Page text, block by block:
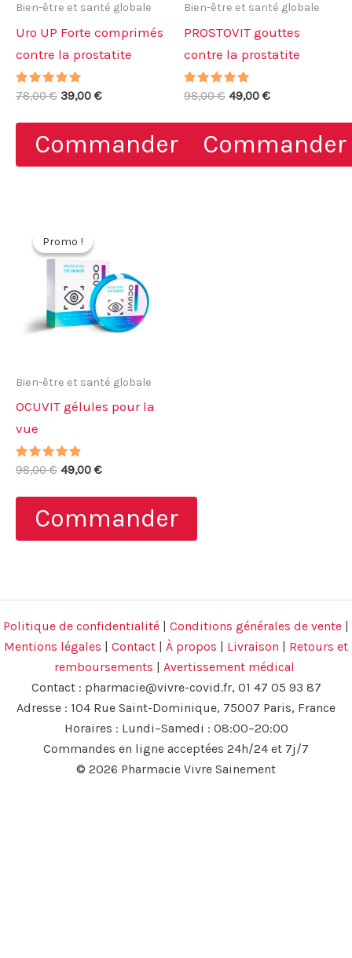
Bien-être et santé globale
Uro UP Forte comprimés
contre la prostatite
Note
78,00€ Le
initial
était :
78,00 €.
39,00 €Le
actuel
est :
39,00 €.
Commander
Bien-être et santé globale
PROSTOVIT gouttes
contre la prostatite
Note
98,00€ Le
initial
était :
98,00 €.
49,00 €Le
actuel
est :
49,00 €.
Commander
Promo !
Promo !
Bien-être et santé globale
OCUVIT gélules pour la
vue
Note
98,00€ Le
initial
était :
98,00 €.
49,00 €Le
actuel
est :
49,00 €.
Commander
Politique de confidentialité Conditions générales de vente
Mentions légales
Contact À propos Livraison
Retours et
remboursements
Avertissement médical
Contact : pharmacie@vivre-covid.fr, 01 47 05 93 87
Adresse : 104 Rue Saint-Dominique, 75007 Paris, France
Horaires : Lundi–Samedi : 08:00–20:00
Commandes en ligne acceptées 24h/24 et 7j/7
© 2026 Pharmacie Vivre Sainement